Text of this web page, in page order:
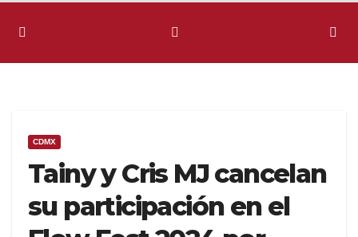
CDMX
Tainy y Cris MJ cancelan
su participación en el